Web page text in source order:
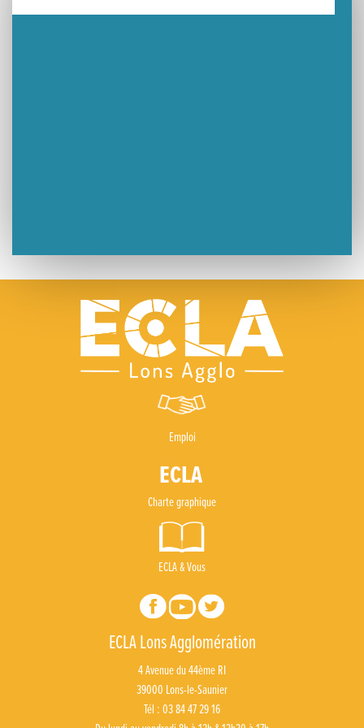
Un week-end placé sous le signe du souvenir et de l’émotion
Emploi
Charte graphique
ECLA & Vous
ECLA Lons Agglomération
4 Avenue du 44ème RI
39000 Lons-le-Saunier
Tél : 03 84 47 29 16